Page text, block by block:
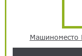
Машиноместо